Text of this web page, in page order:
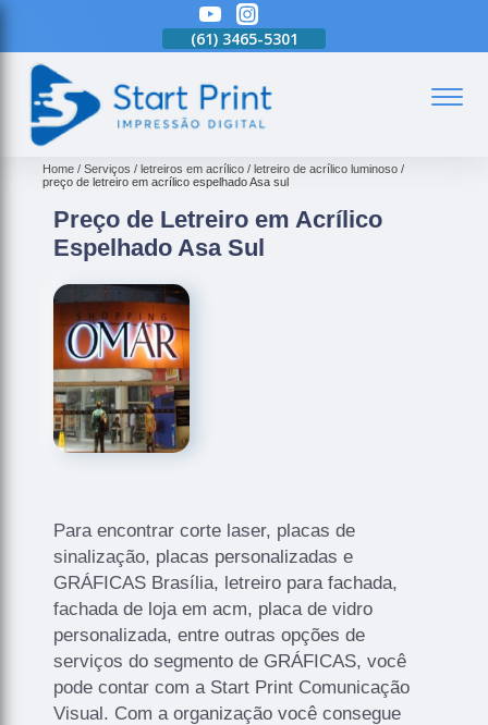
(61) 3465-5301
Home Serviços letreiros em acrílico
letreiro de acrílico luminoso
preço de letreiro em acrílico espelhado Asa sul
Preço de Letreiro em Acrílico
Espelhado Asa Sul
Para encontrar corte laser, placas de
sinalização, placas personalizadas e
GRÁFICAS Brasília, letreiro para fachada,
fachada de loja em acm, placa de vidro
personalizada, entre outras opções de
serviços do segmento de GRÁFICAS, você
pode contar com a Start Print Comunicação
Visual. Com a organização você consegue